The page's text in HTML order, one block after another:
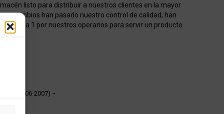
listo para distribuir a nuestros clientes en la mayor
recambios han pasado nuestro control de calidad, han
1 a 1 por nuestros operarios para servir un producto
(2006-2007)